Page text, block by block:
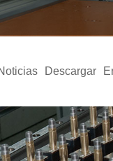
Descargar